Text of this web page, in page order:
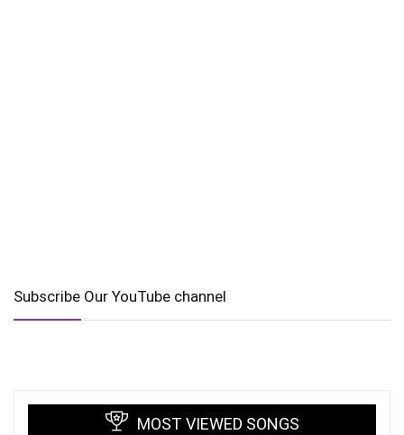
Subscribe Our YouTube channel
MOST VIEWED SONGS